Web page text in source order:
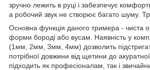
зручно лежить в руці і забезпечує
а робочий звук не створює багато шуму.
Основна функція даного тримера - чиста
форми бороді або вусам. Наявність у
(1мм, 2мм, 3мм, 4мм) дозволить
потрібної довжини від щетини до
підходить як професіоналам, так і